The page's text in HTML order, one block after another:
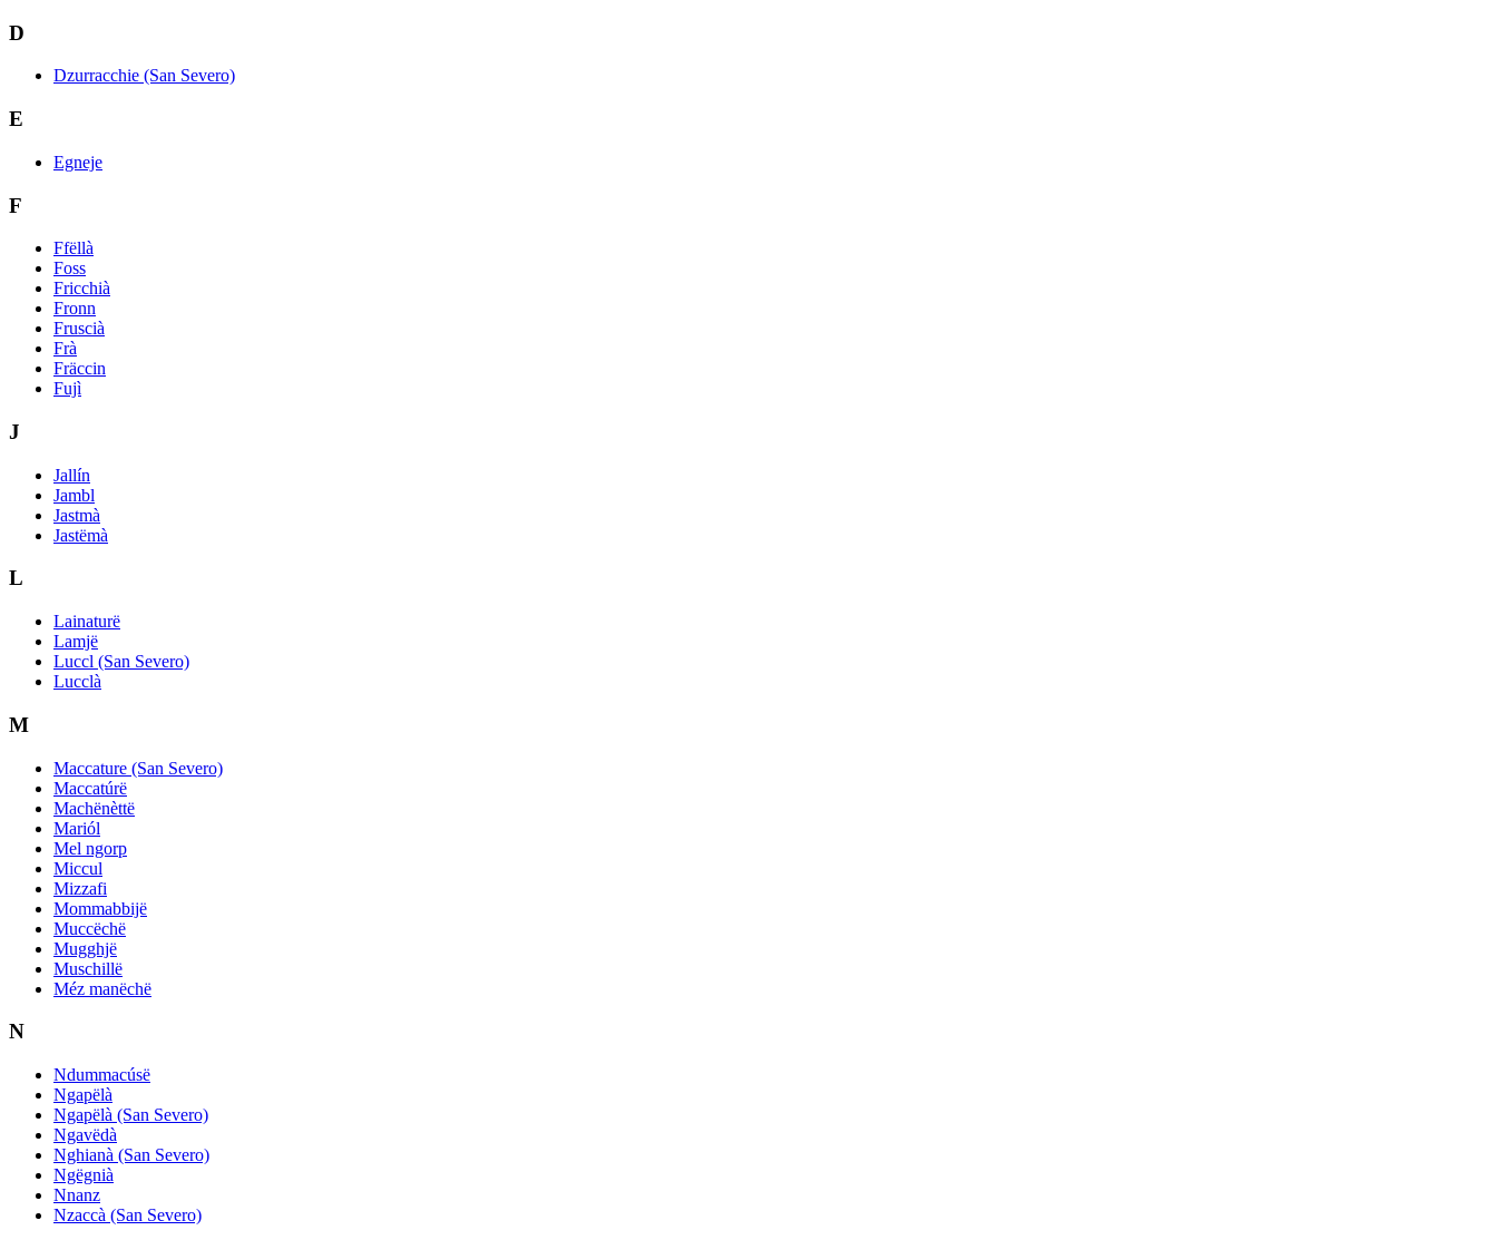
D
Dzurracchie (San Severo)
E
Egneje
F
Ffëllà
Foss
Fricchià
Fronn
Fruscià
Frà
Fräccin
Fujì
J
Jallín
Jambl
Jastmà
Jastëmà
L
Lainaturë
Lamjë
Luccl (San Severo)
Lucclà
M
Maccature (San Severo)
Maccatúrë
Machënèttë
Mariól
Mel ngorp
Miccul
Mizzafi
Mommabbijë
Muccëchë
Mugghjë
Muschillë
Méz manëchë
N
Ndummacúsë
Ngapëlà
Ngapëlà (San Severo)
Ngavëdà
Nghianà (San Severo)
Ngëgnià
Nnanz
Nzaccà (San Severo)